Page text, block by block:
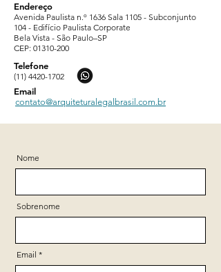
Endereço
Avenida Paulista n.º 1636 Sala 1105 - Subconjunto
104 - Edifício Paulista Corporate
Bela Vista - São Paulo–SP
CEP: 01310-200
Telefone
(11) 4420-1702
Email
contato@arquiteturalegalbrasil.com.br
Nome
Sobrenome
Email